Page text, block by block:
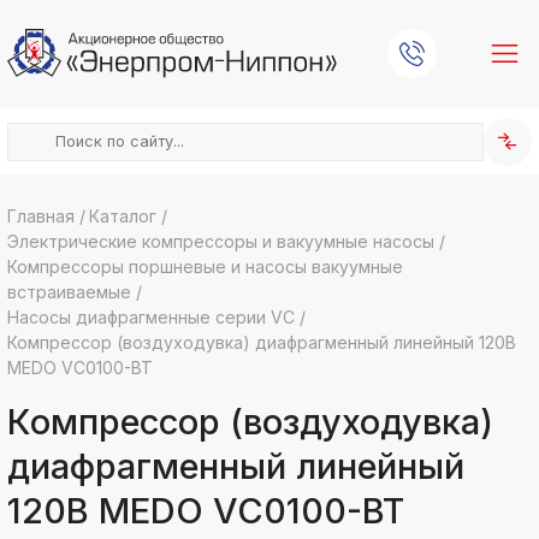
k
ksldkfjsdlfkjsls;ldfkgjsdl;kfkфыва
k
ksldkfjsdlfkjsls;ldfkgjsdl;kfkфыва
k
ksldkfjsdlfkjsls;ldfkgjsdl;kfkфыва
ksldkfjsdlfkjsls;ldfkgjsdl;kfkфыва
k
ksldkfjsdlfkjsls;ldfkgjsdl;kfkфыва
k
ksldkfjsdlfkjsls;ldfkgjsdl;kfkфыва
Главная / Каталог /
Электрические компрессоры и вакуумные насосы /
Компрессоры поршневые и насосы вакуумные
встраиваемые /
Насосы диафрагменные серии VC /
Компрессор (воздуходувка) диафрагменный линейный 120В
MEDO VC0100-BT
Компрессор (воздуходувка)
диафрагменный линейный
120В MEDO VC0100-BT